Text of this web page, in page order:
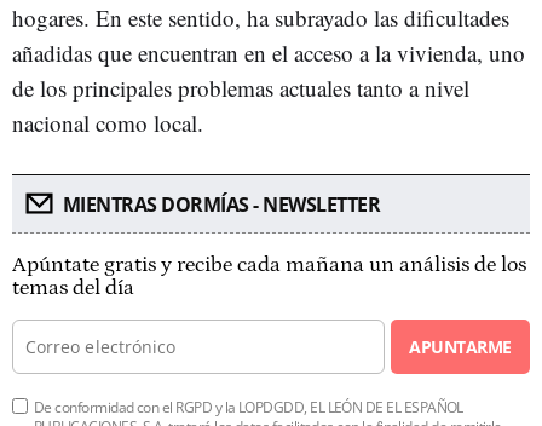
hogares. En este sentido, ha subrayado las dificultades
añadidas que encuentran en el acceso a la vivienda, uno
de los principales problemas actuales tanto a nivel
nacional como local.
MIENTRAS DORMÍAS - NEWSLETTER
Apúntate gratis y recibe cada mañana un análisis de los
temas del día
APUNTARME
De conformidad con el RGPD y la LOPDGDD, EL LEÓN DE EL ESPAÑOL